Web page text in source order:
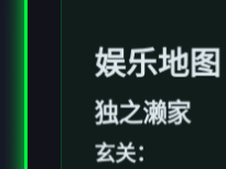
娱乐地图
独之濑家
玄关：